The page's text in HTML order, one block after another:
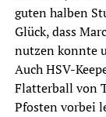
guten halben
Glück, dass
nutzen konnte
Auch HSV-
Flatterball von
Pfosten vorbei